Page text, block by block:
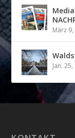
März
Jan.